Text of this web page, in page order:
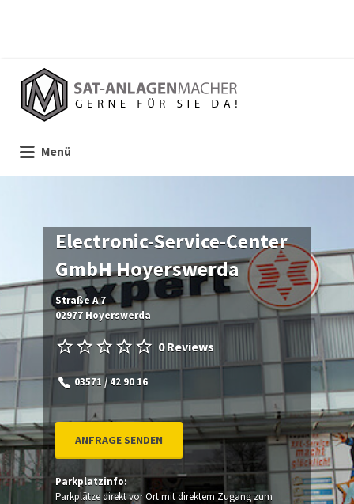
Suchen
nach:
Menü
Electronic-Service-Center
GmbH Hoyerswerda
Straße A 7
02977 Hoyerswerda
0 Reviews
03571 / 42 90 16
ANFRAGE SENDEN
Parkplatzinfo:
Parkplätze direkt vor Ort mit direktem Zugang zum